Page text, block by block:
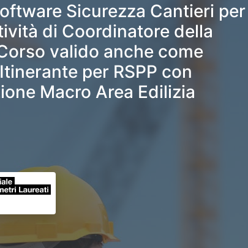
Sicurezza Cantieri per
di Coordinatore della
valido anche come
per RSPP con
Macro Area Edilizia